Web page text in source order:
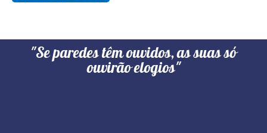
"Se paredes têm ouvidos, as suas só
ouvirão elogios"